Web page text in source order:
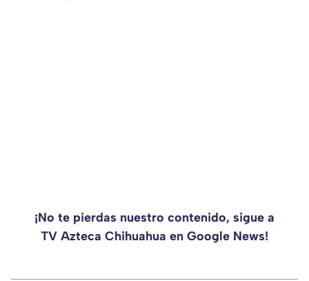
¡No te pierdas nuestro contenido, sigue a
TV Azteca Chihuahua en Google News!